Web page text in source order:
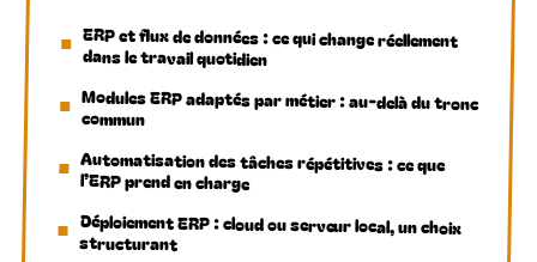
ERP et flux de données : ce qui change réellement
dans le travail quotidien
Modules ERP adaptés par métier : au-delà du tronc
commun
Automatisation des tâches répétitives : ce que
l’ERP prend en charge
Déploiement ERP : cloud ou serveur local, un choix
structurant